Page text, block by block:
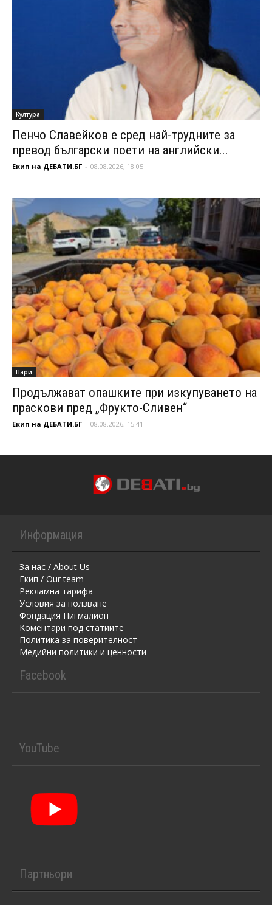
Култура
Пенчо Славейков е сред най-трудните за
превод български поети на английски...
Екип на ДЕБАТИ.БГ - 08.08.2026, 18:05
Пари
Продължават опашките при изкупуването на
праскови пред „Фрукто-Сливен“
Екип на ДЕБАТИ.БГ - 08.08.2026, 15:41
Информация
За нас / About Us
Екип / Our team
Рекламна тарифа
Условия за ползване
Фондация Пигмалион
Kоментaри под статиите
Политика за поверителност
Медийни политики и ценности
Facebook
YouTube
Партньори